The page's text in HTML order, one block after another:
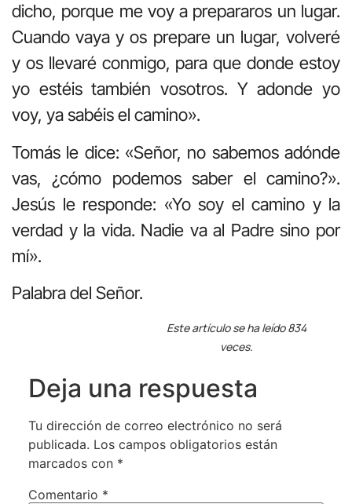
dicho, porque me voy a prepararos un lugar.
Cuando vaya y os prepare un lugar, volveré
y os llevaré conmigo, para que donde estoy
yo estéis también vosotros. Y adonde yo
voy, ya sabéis el camino».
Tomás le dice: «Señor, no sabemos adónde
vas, ¿cómo podemos saber el camino?».
Jesús le responde: «Yo soy el camino y la
verdad y la vida. Nadie va al Padre sino por
mí».
Palabra del Señor.
Este artículo se ha leído 834
veces.
Deja una respuesta
Tu dirección de correo electrónico no será
publicada. Los campos obligatorios están
marcados con *
Comentario *